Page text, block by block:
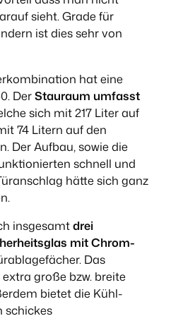
sieht. Grade für
ist dies sehr von
hat eine
DerStauraum umfasst
sich mit 217 Liter auf
74 Litern auf den
Der Aufbau, sowie die
schnell und
hätte sich ganz
insgesamtdrei
mit Chrom-
Das
große bzw. breite
bietet die Kühl-
schickes